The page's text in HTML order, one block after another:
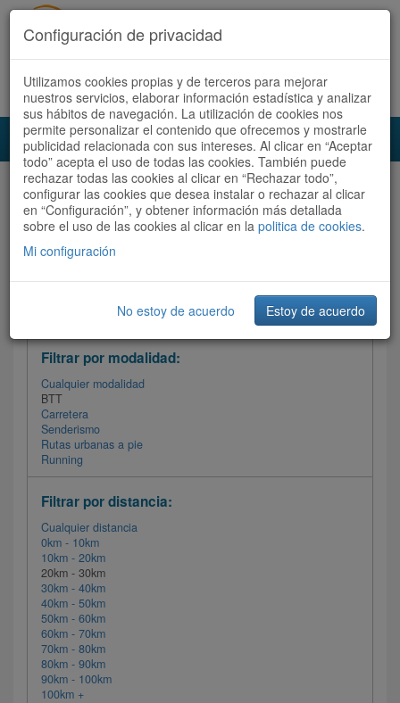
Acceder Registrate ahora Español | Català
Audioruta Todas las rutas
Todas las rutas Ordenar por:Más recientes
Filtrar las rutas
Filtrar por modalidad:
Cualquier modalidad
BTT
Carretera
Senderismo
Rutas urbanas a pie
Running
Filtrar por distancia:
Cualquier distancia
0km - 10km
10km - 20km
20km - 30km
30km - 40km
40km - 50km
50km - 60km
60km - 70km
70km - 80km
80km - 90km
90km - 100km
100km +
Configuración de privacidad
Utilizamos cookies propias y de terceros para mejorar
nuestros servicios, elaborar información estadística y analizar
sus hábitos de navegación. La utilización de cookies nos
permite personalizar el contenido que ofrecemos y mostrarle
publicidad relacionada con sus intereses. Al clicar en “Aceptar
todo” acepta el uso de todas las cookies. También puede
rechazar todas las cookies al clicar en “Rechazar todo”,
configurar las cookies que desea instalar o rechazar al clicar
en “Configuración”, y obtener información más detallada
sobre el uso de las cookies al clicar en la politica de cookies.
Mi configuración
No estoy de acuerdo Estoy de acuerdo